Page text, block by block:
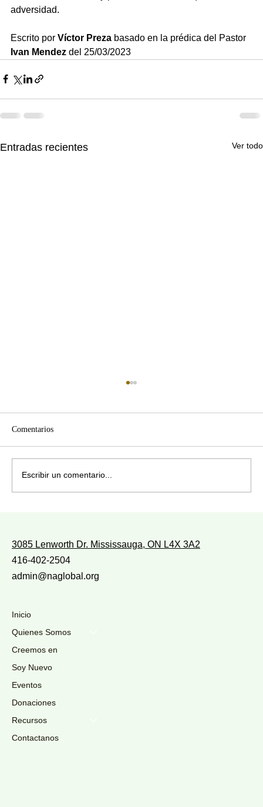
adversidad.
Escrito por Víctor Preza basado en la prédica del Pastor
Ivan Mendez del 25/03/2023
Entradas recientes Ver todo
Comentarios
Escribir un comentario...
3085 Lenworth Dr. Mississauga, ON L4X 3A2
416-402-2504
admin@naglobal.org
Inicio
Quienes Somos
Creemos en
Soy Nuevo
Eventos
Donaciones
Recursos
Contactanos